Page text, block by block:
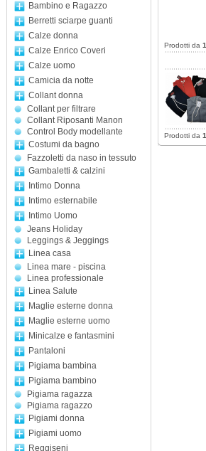
Bambino e Ragazzo
Berretti sciarpe guanti
Calze donna
Calze Enrico Coveri
Calze uomo
Camicia da notte
Collant donna
Collant per filtrare
Collant Riposanti Manon
Control Body modellante
Costumi da bagno
Fazzoletti da naso in tessuto
Gambaletti & calzini
Intimo Donna
Intimo esternabile
Intimo Uomo
Jeans Holiday
Leggings & Jeggings
Linea casa
Linea mare - piscina
Linea professionale
Linea Salute
Maglie esterne donna
Maglie esterne uomo
Minicalze e fantasmini
Pantaloni
Pigiama bambina
Pigiama bambino
Pigiama ragazza
Pigiama ragazzo
Pigiami donna
Pigiami uomo
Reggiseni
Prodotti da 1
Prodotti da 1